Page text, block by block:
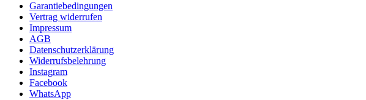
Garantiebedingungen
Vertrag widerrufen
Impressum
AGB
Datenschutzerklärung
Widerrufsbelehrung
Instagram
Facebook
WhatsApp